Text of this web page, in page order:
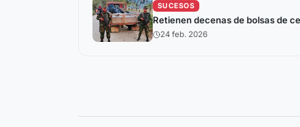
SUCESOS
Retienen decenas de bolsas de
24 feb. 2026